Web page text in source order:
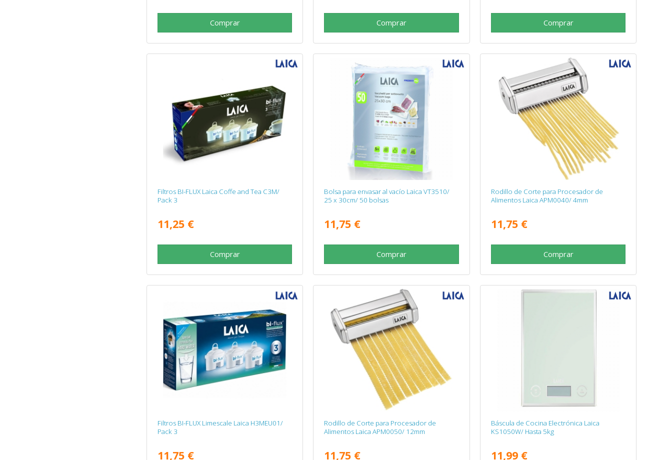
Comprar Comprar Comprar
Filtros BI-FLUX Laica Coffe and Tea C3M/
Pack 3
11,25 €
Comprar
Bolsa para envasar al vacío Laica VT3510/
25 x 30cm/ 50 bolsas
11,75 €
Comprar
Rodillo de Corte para Procesador de
Alimentos Laica APM0040/ 4mm
11,75 €
Comprar
Filtros BI-FLUX Limescale Laica H3MEU01/
Pack 3
11,75 €
Rodillo de Corte para Procesador de
Alimentos Laica APM0050/ 12mm
11,75 €
Báscula de Cocina Electrónica Laica
KS1050W/ Hasta 5kg
11,99 €